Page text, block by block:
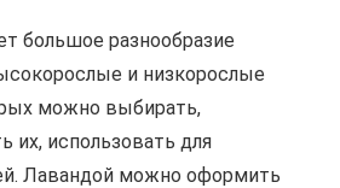
большое разнообразие
и низкорослые
можно выбирать,
их, использовать для
Лавандой можно оформить